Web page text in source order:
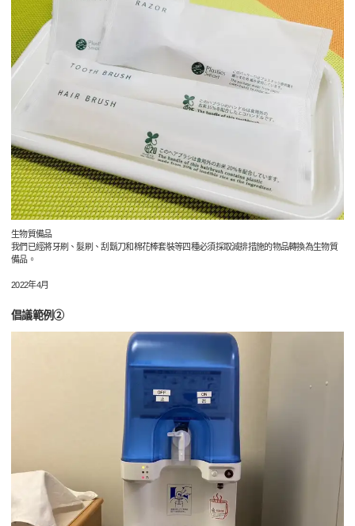
生物質備品
我們已經將牙刷、髮刷、刮鬍刀和棉花棒套裝等四種必須採取減排措施的物品轉換為生物質
備品。
2022年4月
倡議範例②